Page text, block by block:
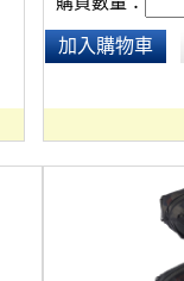
加入購物車